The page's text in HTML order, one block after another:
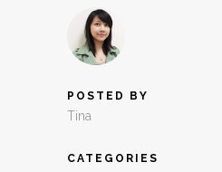
POSTED BY
Tina
CATEGORIES